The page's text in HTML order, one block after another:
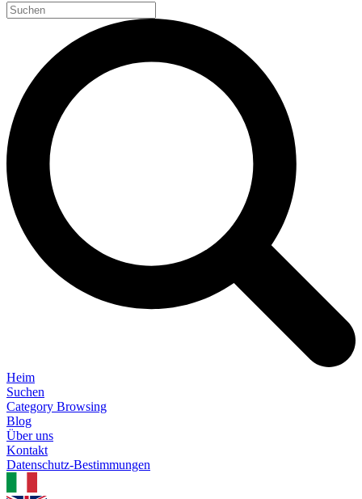
Heim
Suchen
Category Browsing
Blog
Über uns
Kontakt
Datenschutz-Bestimmungen